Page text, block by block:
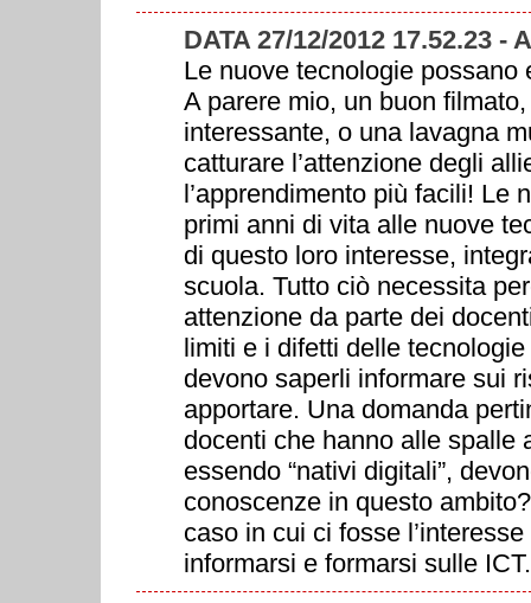
DATA 27/12/2012 17.52.23 -
Le nuove tecnologie possano
A parere mio, un buon
interessante, o una lavagna
catturare l’attenzione degli
l’apprendimento più facili! Le
primi anni di vita alle nuove
di questo loro interesse,
scuola. Tutto ciò necessita
attenzione da parte dei
limiti e i difetti delle
devono saperli informare sui
apportare. Una domanda
docenti che hanno alle spalle
essendo “nativi digitali”,
conoscenze in questo
caso in cui ci fosse
informarsi e formarsi sulle ICT.